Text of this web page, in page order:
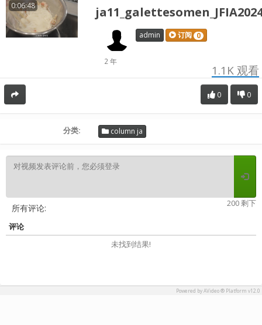
0:06:48
admin 订阅 0
2 年
1.1K观看
0
0
分类: column ja
200 剩下
所有评论:
评论
未找到结果!
Powered by AVideo ® Platform v12.0